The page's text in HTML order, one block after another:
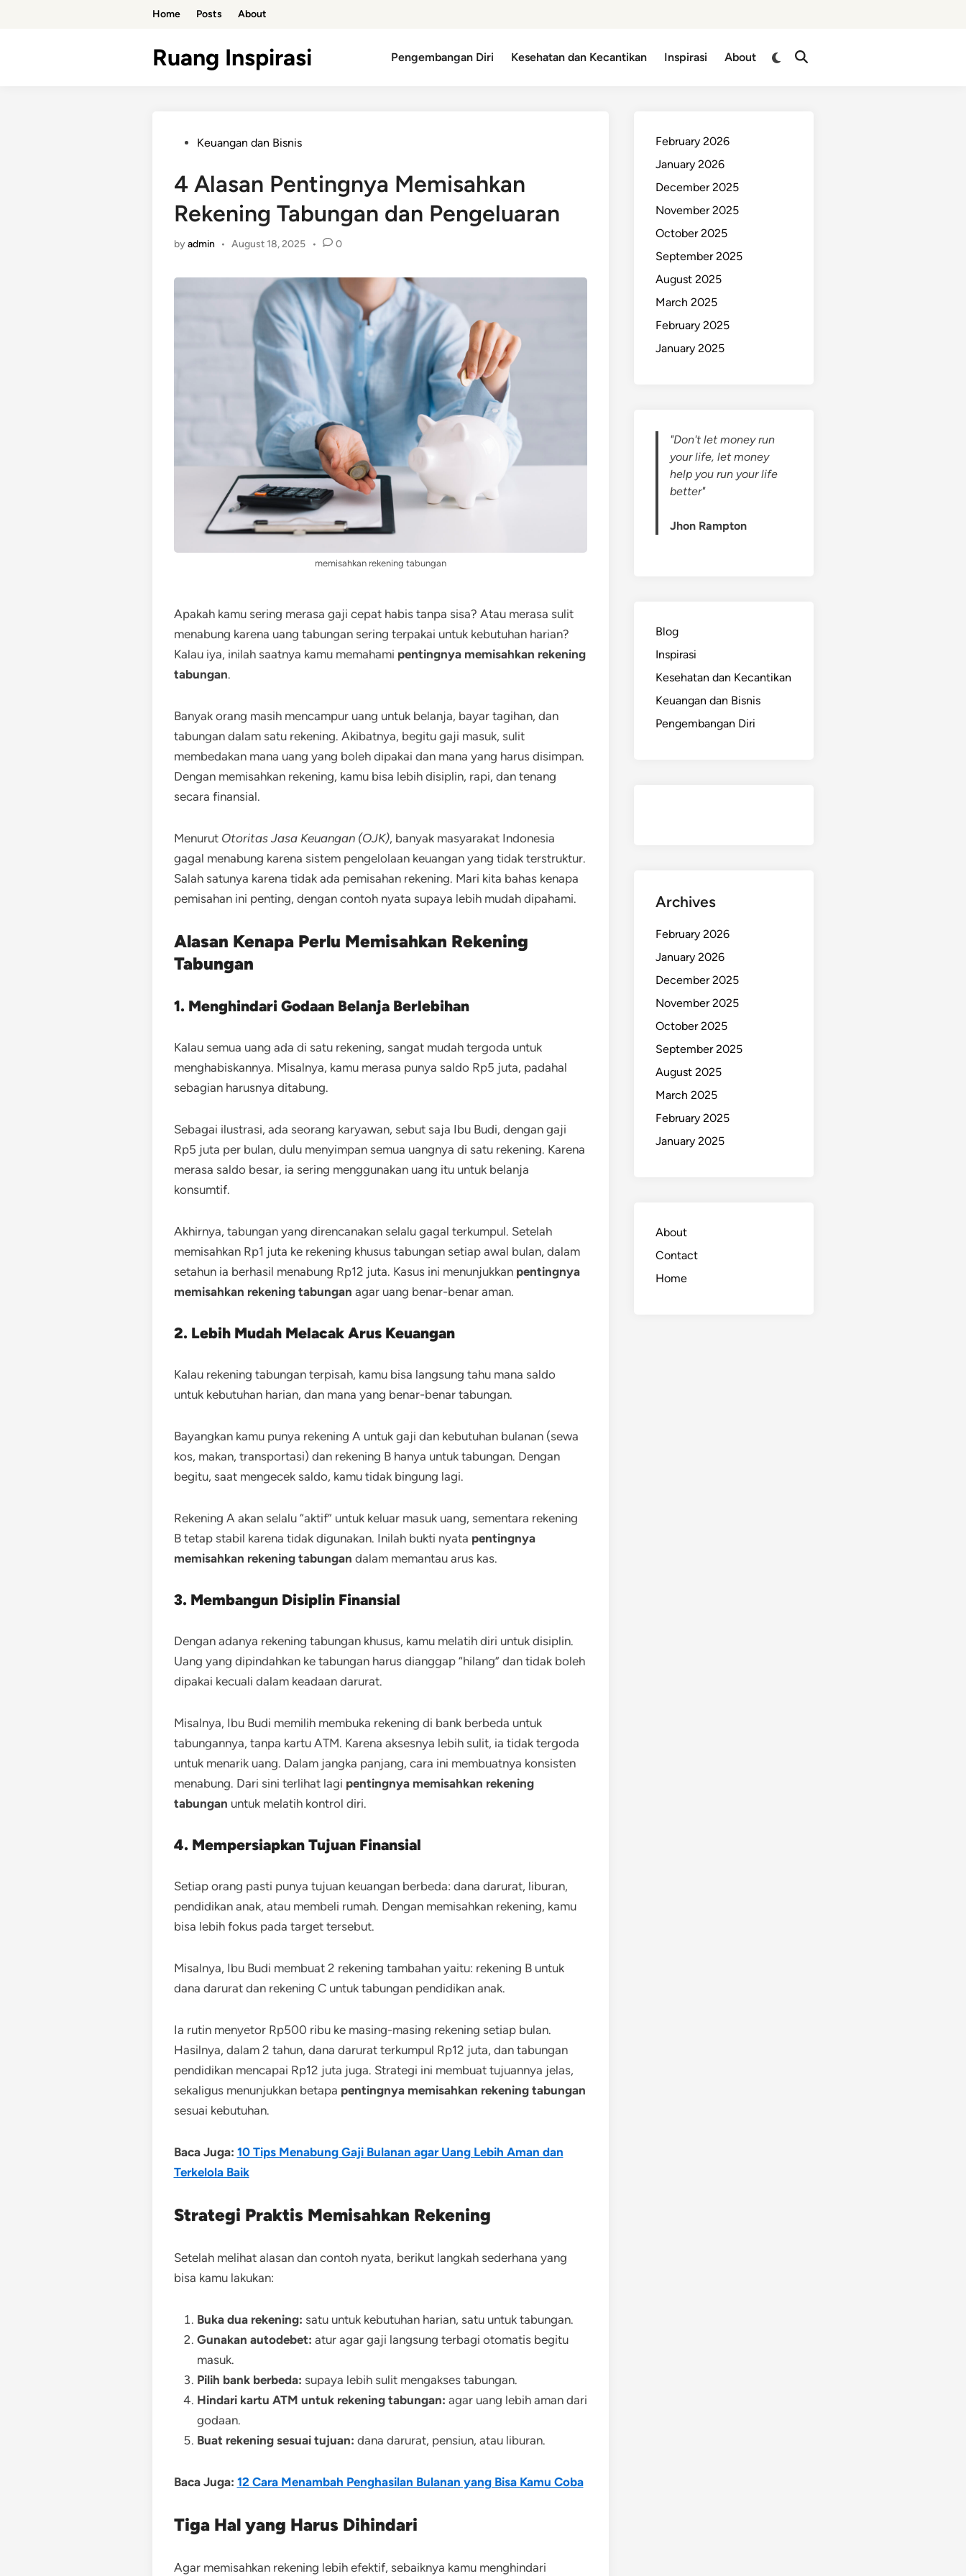
Home Posts About
Ruang Inspirasi Pengembangan Diri Kesehatan dan Kecantikan Inspirasi About
PostedKeuangan dan Bisnis
4 Alasan Pentingnya Memisahkan
Rekening Tabungan dan Pengeluaran
byadmin • August 18, 2025 • 0
memisahkan rekening tabungan
Apakah kamu sering merasa gaji cepat habis tanpa sisa? Atau merasa sulit
menabung karena uang tabungan sering terpakai untuk kebutuhan harian?
Kalau iya, inilah saatnya kamu memahami pentingnya memisahkan rekening
tabungan.
Banyak orang masih mencampur uang untuk belanja, bayar tagihan, dan
tabungan dalam satu rekening. Akibatnya, begitu gaji masuk, sulit
membedakan mana uang yang boleh dipakai dan mana yang harus disimpan.
Dengan memisahkan rekening, kamu bisa lebih disiplin, rapi, dan tenang
secara finansial.
Menurut Otoritas Jasa Keuangan (OJK), banyak masyarakat Indonesia
gagal menabung karena sistem pengelolaan keuangan yang tidak terstruktur.
Salah satunya karena tidak ada pemisahan rekening. Mari kita bahas kenapa
pemisahan ini penting, dengan contoh nyata supaya lebih mudah dipahami.
Alasan Kenapa Perlu Memisahkan Rekening
Tabungan
1. Menghindari Godaan Belanja Berlebihan
Kalau semua uang ada di satu rekening, sangat mudah tergoda untuk
menghabiskannya. Misalnya, kamu merasa punya saldo Rp5 juta, padahal
sebagian harusnya ditabung.
Sebagai ilustrasi, ada seorang karyawan, sebut saja Ibu Budi, dengan gaji
Rp5 juta per bulan, dulu menyimpan semua uangnya di satu rekening. Karena
merasa saldo besar, ia sering menggunakan uang itu untuk belanja
konsumtif.
Akhirnya, tabungan yang direncanakan selalu gagal terkumpul. Setelah
memisahkan Rp1 juta ke rekening khusus tabungan setiap awal bulan, dalam
setahun ia berhasil menabung Rp12 juta. Kasus ini menunjukkan pentingnya
memisahkan rekening tabungan agar uang benar-benar aman.
2. Lebih Mudah Melacak Arus Keuangan
Kalau rekening tabungan terpisah, kamu bisa langsung tahu mana saldo
untuk kebutuhan harian, dan mana yang benar-benar tabungan.
Bayangkan kamu punya rekening A untuk gaji dan kebutuhan bulanan (sewa
kos, makan, transportasi) dan rekening B hanya untuk tabungan. Dengan
begitu, saat mengecek saldo, kamu tidak bingung lagi.
Rekening A akan selalu “aktif” untuk keluar masuk uang, sementara rekening
B tetap stabil karena tidak digunakan. Inilah bukti nyata pentingnya
memisahkan rekening tabungan dalam memantau arus kas.
3. Membangun Disiplin Finansial
Dengan adanya rekening tabungan khusus, kamu melatih diri untuk disiplin.
Uang yang dipindahkan ke tabungan harus dianggap “hilang” dan tidak boleh
dipakai kecuali dalam keadaan darurat.
Misalnya, Ibu Budi memilih membuka rekening di bank berbeda untuk
tabungannya, tanpa kartu ATM. Karena aksesnya lebih sulit, ia tidak tergoda
untuk menarik uang. Dalam jangka panjang, cara ini membuatnya konsisten
menabung. Dari sini terlihat lagi pentingnya memisahkan rekening
tabungan untuk melatih kontrol diri.
4. Mempersiapkan Tujuan Finansial
Setiap orang pasti punya tujuan keuangan berbeda: dana darurat, liburan,
pendidikan anak, atau membeli rumah. Dengan memisahkan rekening, kamu
bisa lebih fokus pada target tersebut.
Misalnya, Ibu Budi membuat 2 rekening tambahan yaitu: rekening B untuk
dana darurat dan rekening C untuk tabungan pendidikan anak.
Ia rutin menyetor Rp500 ribu ke masing-masing rekening setiap bulan.
Hasilnya, dalam 2 tahun, dana darurat terkumpul Rp12 juta, dan tabungan
pendidikan mencapai Rp12 juta juga. Strategi ini membuat tujuannya jelas,
sekaligus menunjukkan betapa pentingnya memisahkan rekening tabungan
sesuai kebutuhan.
Baca Juga: 10 Tips Menabung Gaji Bulanan agar Uang Lebih Aman dan
Terkelola Baik
Strategi Praktis Memisahkan Rekening
Setelah melihat alasan dan contoh nyata, berikut langkah sederhana yang
bisa kamu lakukan:
Buka dua rekening: satu untuk kebutuhan harian, satu untuk tabungan.
Gunakan autodebet: atur agar gaji langsung terbagi otomatis begitu
masuk.
Pilih bank berbeda: supaya lebih sulit mengakses tabungan.
Hindari kartu ATM untuk rekening tabungan: agar uang lebih aman dari
godaan.
Buat rekening sesuai tujuan: dana darurat, pensiun, atau liburan.
Baca Juga: 12 Cara Menambah Penghasilan Bulanan yang Bisa Kamu Coba
Tiga Hal yang Harus Dihindari
Agar memisahkan rekening lebih efektif, sebaiknya kamu menghindari
February 2026
January 2026
December 2025
November 2025
October 2025
September 2025
August 2025
March 2025
February 2025
January 2025
"Don't let money run
your life, let money
help you run your life
better"
Jhon Rampton
Blog
Inspirasi
Kesehatan dan Kecantikan
Keuangan dan Bisnis
Pengembangan Diri
Archives
February 2026
January 2026
December 2025
November 2025
October 2025
September 2025
August 2025
March 2025
February 2025
January 2025
About
Contact
Home